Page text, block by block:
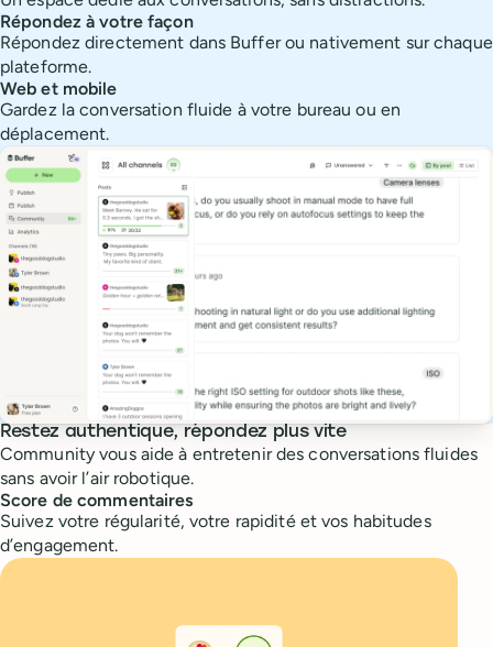
Répondez à votre façon
Répondez directement dans Buffer ou nativement sur chaque
plateforme.
Web et mobile
Gardez la conversation fluide à votre bureau ou en
déplacement.
Restez authentique, répondez plus vite
Community vous aide à entretenir des conversations fluides
sans avoir l’air robotique.
Score de commentaires
Suivez votre régularité, votre rapidité et vos habitudes
d’engagement.